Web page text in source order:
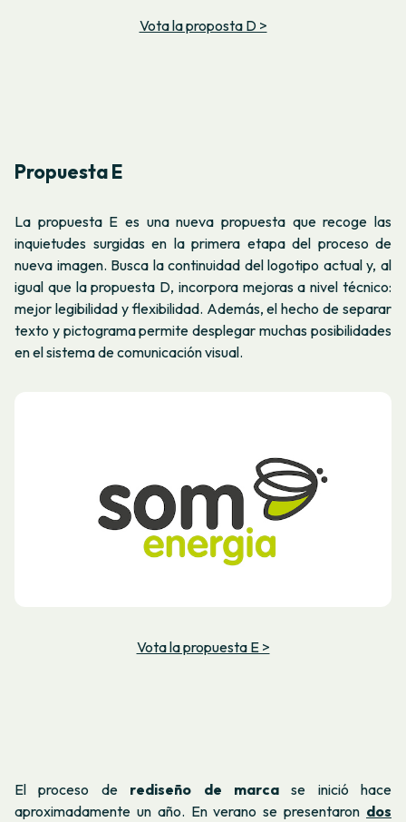
Vota la proposta D >
Propuesta E
La propuesta E es una nueva propuesta que recoge las
inquietudes surgidas en la primera etapa del proceso de
nueva imagen. Busca la continuidad del logotipo actual y, al
igual que la propuesta D, incorpora mejoras a nivel técnico:
mejor legibilidad y flexibilidad. Además, el hecho de separar
texto y pictograma permite desplegar muchas posibilidades
en el sistema de comunicación visual.
Vota la propuesta E >
El proceso de rediseño de marcase inició hace
aproximadamente un año. En verano se presentaron dos